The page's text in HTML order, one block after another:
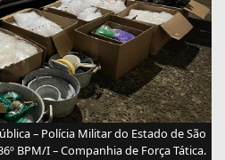
– Polícia Militar do Estado de São
BPM/I – Companhia de Força Tática.